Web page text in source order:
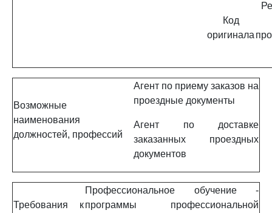
Код
оригинала
Возможные
наименования
должностей, профессий
Агент по приему заказов на
проездные документы
Агент по доставке
заказанных проездных
документов
Требования к
Профессиональное обучение -
программы профессиональной